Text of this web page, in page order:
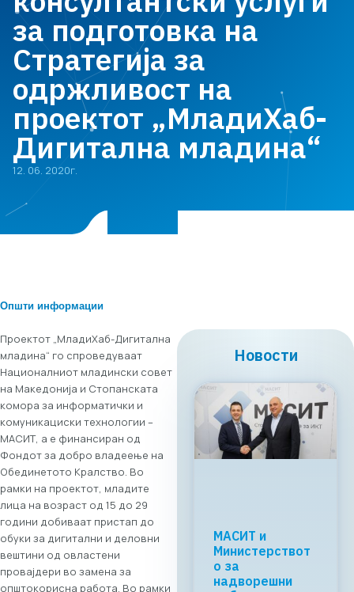
за подготовка на
Стратегија за
одржливост на
проектот „МладиХаб-
Дигитална младина“
12. 06. 2020г.
Општи информации
Проектот „МладиХаб-Дигитална
младина“ го спроведуваат
Националниот младински совет
на Македонија и Стопанската
комора за информатички и
комуникациски технологии –
МАСИТ, а е финансиран од
Фондот за добро владеење на
Oбединетото Кралство. Во
рамки на проектот, младите
лица на возраст од 15 до 29
години добиваат пристап до
обуки за дигитални и деловни
вештини од овластени
провајдери во замена за
општокорисна работа. Во рамки
Новости
Регионалната
tech соработка
започнува во
Скопје: Digital